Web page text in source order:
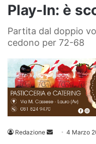
Play-In: è
Partita dal doppio
cedono per 72-68
Redazione
Invia 4 Marzo